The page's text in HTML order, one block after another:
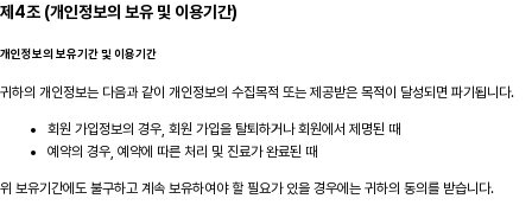
제4조 (개인정보의 보유 및 이용기간)
개인정보의 보유기간 및 이용기간
귀하의 개인정보는 다음과 같이 개인정보의 수집목적 또는 제공받은 목적이 달성되면 파기됩니다.
회원 가입정보의 경우, 회원 가입을 탈퇴하거나 회원에서 제명된 때
예약의 경우, 예약에 따른 처리 및 진료가 완료된 때
위 보유기간에도 불구하고 계속 보유하여야 할 필요가 있을 경우에는 귀하의 동의를 받습니다.